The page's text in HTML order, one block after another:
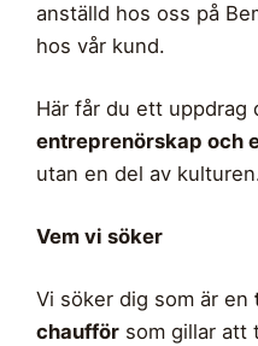
anställd hos oss på
hos vår kund.
Här får du ett uppdrag
entreprenörskap och
utan en del av
Vem vi söker
Vi söker dig som är en
chaufför som gillar att